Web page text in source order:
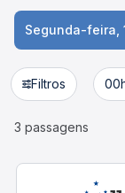
Segunda-feira,
Filtros
3 passagens